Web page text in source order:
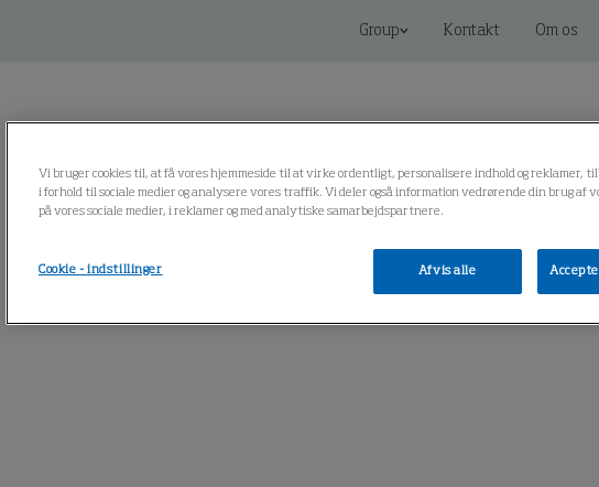
Group Kontakt Om os
Vi bruger cookies til, at få vores hjemmeside til at virke ordentligt, personalisere indhold og reklamer,
i forhold til sociale medier og analysere vores traffik. Vi deler også information vedrørende din brug af
på vores sociale medier, i reklamer og med analytiske samarbejdspartnere.
Afvis alle
Cookie - indstillinger